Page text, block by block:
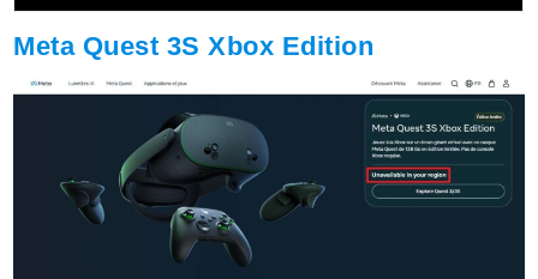
Meta Quest 3S Xbox Edition